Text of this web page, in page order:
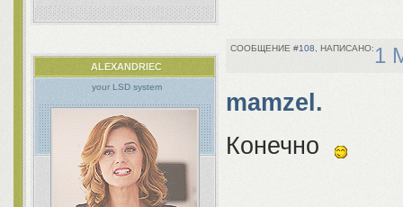
108 1
ALEXANDRIEC
your LSD system
mamzel.
Конечно